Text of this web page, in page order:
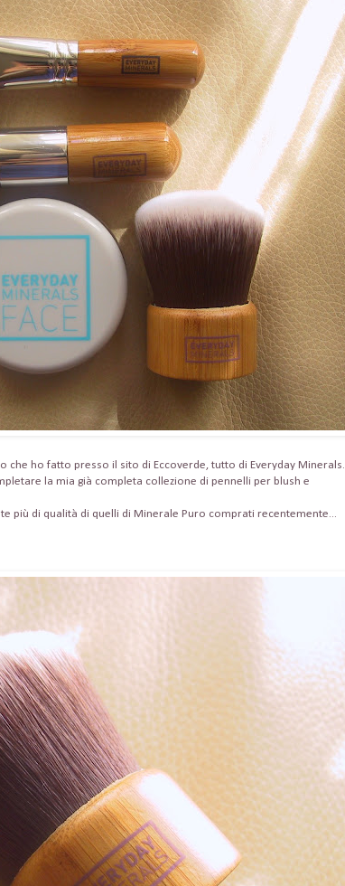
che ho fatto presso il sito di Eccoverde, tutto di Everyday Minerals.
la mia già completa collezione di pennelli per blush e
più di qualità di quelli di Minerale Puro comprati recentemente...